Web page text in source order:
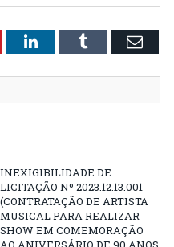
LinkedInTumblr Email
INEXIGIBILIDADE DE
LICITAÇÃO Nº 2023.12.13.001
(CONTRATAÇÃO DE ARTISTA
MUSICAL PARA REALIZAR
SHOW EM COMEMORAÇÃO